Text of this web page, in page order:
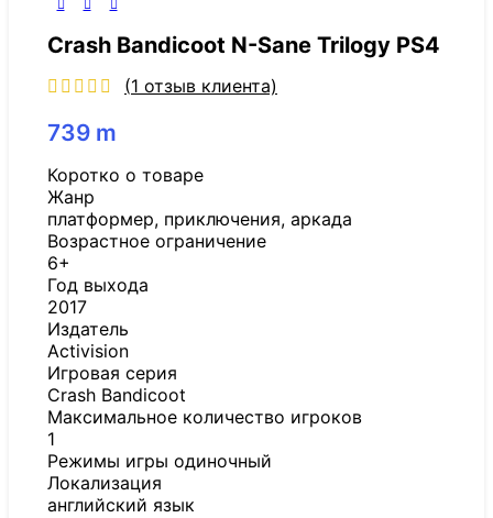
Crash Bandicoot N-Sane Trilogy PS4
(1 отзыв клиента)
739 m
Коротко о товаре
Жанр
платформер, приключения, аркада
Возрастное ограничение
6+
Год выхода
2017
Издатель
Activision
Игровая серия
Crash Bandicoot
Максимальное количество игроков
1
Режимы игры одиночный
Локализация
английский язык